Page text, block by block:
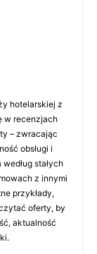
hotelarskiej z
w recenzjach
– zwracając
obsługi i
stałych
z innymi
przykłady,
oferty, by
aktualność